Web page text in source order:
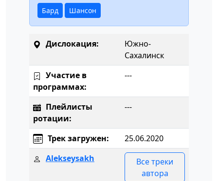
Бард Шансон
Дислокация:
Южно-
Сахалинск
Участие в
программах:
---
Плейлисты
ротации:
---
Трек загружен:
25.06.2020
Alekseysakh
Все треки
автора